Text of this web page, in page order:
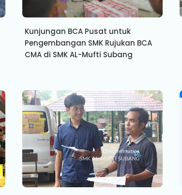
Kunjungan BCA Pusat untuk
Pengembangan SMK Rujukan BCA
CMA di SMK AL-Mufti Subang